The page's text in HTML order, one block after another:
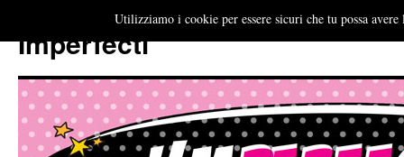
Imperfecti
Utilizziamo i cookie per essere sicuri che tu possa